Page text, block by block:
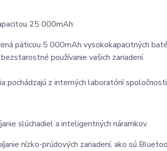
25 000mAh
päticou 5 000mAh vysokokapacitných
používanie vašich zariadení.
pochádzajú z interných laboratórií
slúchadiel a inteligentných náramkov.
nízko-prúdových zariadení, ako sú